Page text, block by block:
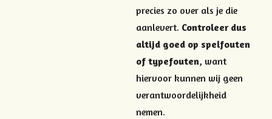
precies zo over als je die
aanlevert. Controleer dus
altijd goed op spelfouten
of typefouten, want
hiervoor kunnen wij geen
verantwoordelijkheid
nemen.